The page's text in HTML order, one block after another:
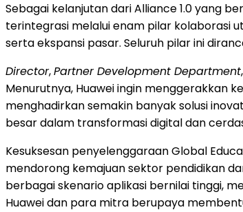
Sebagai kelanjutan dari Alliance 1.0 yang
terintegrasi melalui enam pilar kolaborasi
serta ekspansi pasar. Seluruh pilar ini
Director,Partner Development Department
Menurutnya, Huawei ingin menggerakkan
menghadirkan semakin banyak solusi
besar dalam transformasi digital dan
Kesuksesan penyelenggaraan Global
mendorong kemajuan sektor pendidikan
berbagai skenario aplikasi bernilai tinggi,
Huawei dan para mitra berupaya